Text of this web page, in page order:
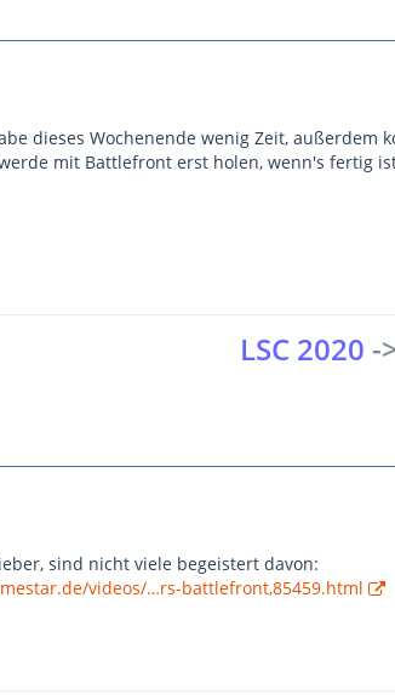
dieses Wochenende wenig Zeit, außerdem
mit Battlefront erst holen, wenn's fertig
LSC 2020 -
sind nicht viele begeistert davon:
videos/…rs-battlefront,85459.html